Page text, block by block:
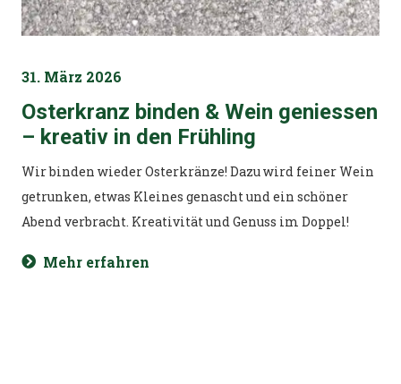
31. März 2026
Osterkranz binden & Wein geniessen
– kreativ in den Frühling
Wir binden wieder Osterkränze! Dazu wird feiner Wein
getrunken, etwas Kleines genascht und ein schöner
Abend verbracht. Kreativität und Genuss im Doppel!
Mehr erfahren